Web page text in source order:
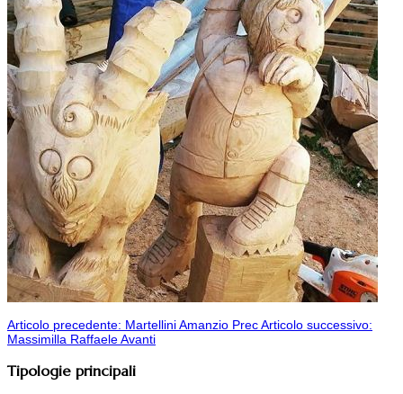
Articolo precedente: Martellini Amanzio PrecArticolo successivo:
Massimilla RaffaeleAvanti
Tipologie principali